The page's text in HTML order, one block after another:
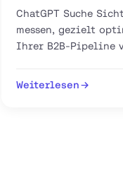
ChatGPT Suche
messen, gezielt
Ihrer B2B-Pipeline
Weiterlesen